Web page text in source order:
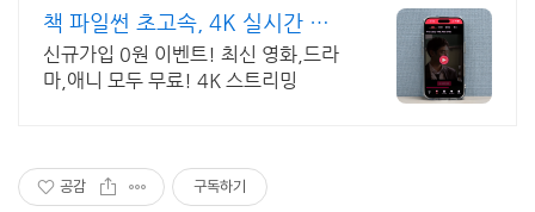
책 파일썬 초고속, 4K 실시간 보
기!
신규가입 0원 이벤트! 최신 영화,드라
마,애니 모두 무료! 4K 스트리밍
공감 구독하기